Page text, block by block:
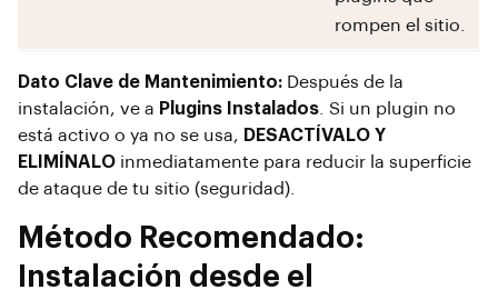
rompen el sitio.
Dato Clave de Mantenimiento: Después de la
instalación, ve a Plugins Instalados . Si un plugin no
está activo o ya no se usa, DESACTÍVALO Y
ELIMÍNALO inmediatamente para reducir la superficie
de ataque de tu sitio (seguridad).
Método Recomendado:
Instalación desde el